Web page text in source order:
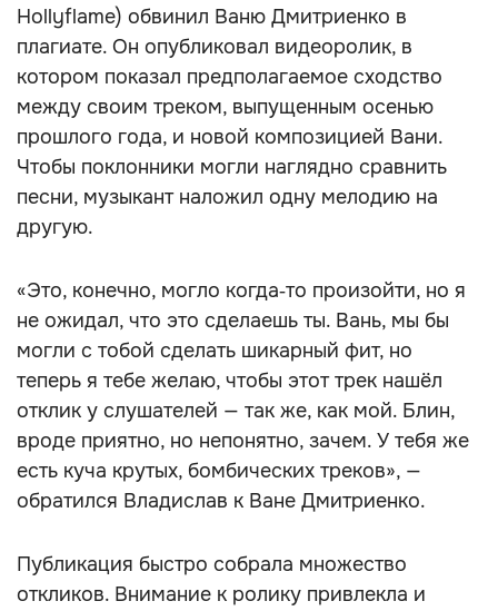
Hollyflame) обвинил Ваню Дмитриенко в
плагиате. Он опубликовал видеоролик, в
котором показал предполагаемое сходство
между своим треком, выпущенным осенью
прошлого года, и новой композицией Вани.
Чтобы поклонники могли наглядно сравнить
песни, музыкант наложил одну мелодию на
другую.
«Это, конечно, могло когда‑то произойти, но я
не ожидал, что это сделаешь ты. Вань, мы бы
могли с тобой сделать шикарный фит, но
теперь я тебе желаю, чтобы этот трек нашёл
отклик у слушателей — так же, как мой. Блин,
вроде приятно, но непонятно, зачем. У тебя же
есть куча крутых, бомбических треков», —
обратился Владислав к Ване Дмитриенко.
Публикация быстро собрала множество
откликов. Внимание к ролику привлекла и